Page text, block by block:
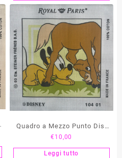
Quadro a Mezzo Punto Dis.
Pluto Cucciolo – 104 01
€ 10,00
Leggi tutto